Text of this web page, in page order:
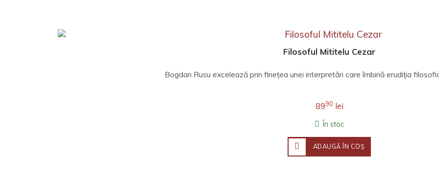
Filosoful Mititelu Cezar
Bogdan Rusu excelează prin finețea unei interpretări care îmbină erudiția
8990 lei
În stoc
ADAUGĂ ÎN COŞ